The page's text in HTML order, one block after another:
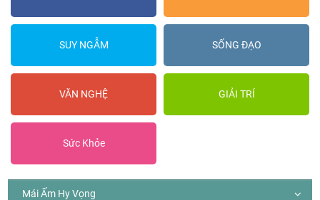
SUY NGẪM SỐNG ĐẠO
VĂN NGHỆ GIẢI TRÍ
Sức Khỏe
Mái Ấm Hy Vọng